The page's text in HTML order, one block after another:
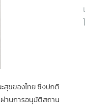
สุขของไทย ซึ่งปกติ
านการอนุมัติสถาน